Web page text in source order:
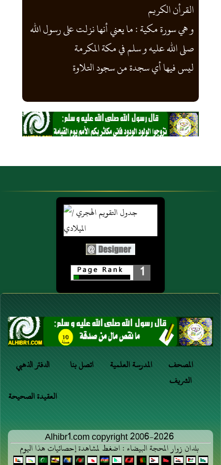
القرأن الكريم
و هي سورة مكية : ما يعني أنها نزلت على رسول الله
صلى الله عليه و سلم في مكة المكرمة
ليس فيها أي سجدة من سجود التلاوة
1
الدفتر الذهبي اتصل بنا المدرسة العلمية
المصحف
الشريف
العقيدة الصحيحة
Alhibr1.com copyright 2006-2026
بلدان زوار المحجة البيضاء : اضغط لمشاهدة إحصائيات هذا اليوم